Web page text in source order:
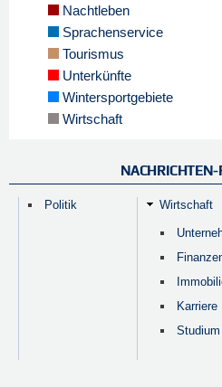
Nachtleben
Sprachenservice
Tourismus
Unterkünfte
Wintersportgebiete
Wirtschaft
Politik Wirtschaft
Karriere
Studium